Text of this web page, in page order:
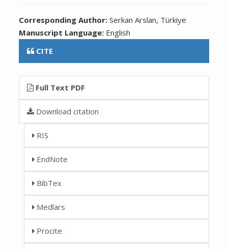
Corresponding Author:Serkan Arslan, Türkiye
Manuscript Language: English
CITE
Full Text PDF
Download citation
RIS
EndNote
BibTex
Medlars
Procite